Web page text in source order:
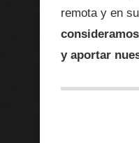
remota y en
y aportar